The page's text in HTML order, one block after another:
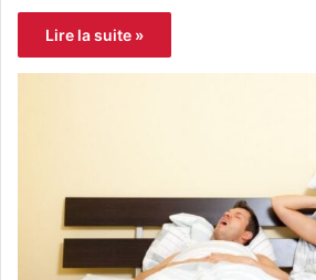
Lire la suite »